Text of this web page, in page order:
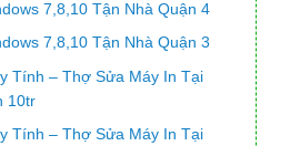
7,8,10 Tận Nhà Quận 4
7,8,10 Tận Nhà Quận 3
Tính – Thợ Sửa Máy In Tại
10tr
Tính – Thợ Sửa Máy In Tại